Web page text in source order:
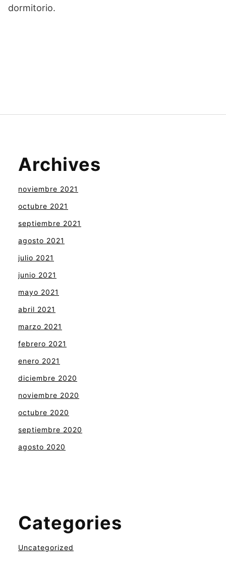
dormitorio.
Archives
noviembre 2021
octubre 2021
septiembre 2021
agosto 2021
julio 2021
junio 2021
mayo 2021
abril 2021
marzo 2021
febrero 2021
enero 2021
diciembre 2020
noviembre 2020
octubre 2020
septiembre 2020
agosto 2020
Categories
Uncategorized